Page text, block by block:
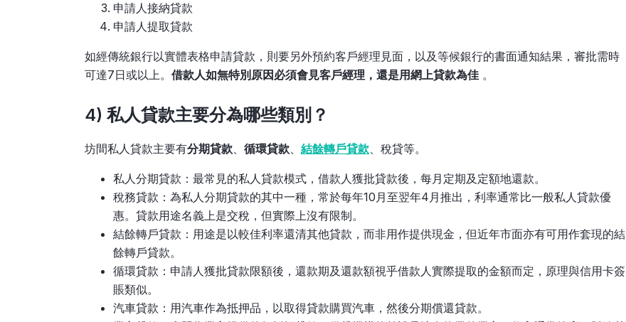
申請人接納貸款
申請人提取貸款
如經傳統銀行以實體表格申請貸款，則要另外預約客戶經理見面，以及等候銀行的書面通知結果，審批需時
可達7日或以上。 借款人如無特別原因必須會見客戶經理，還是用網上貸款為佳。
4) 私人貸款主要分為哪些類別？
坊間私人貸款主要有分期貸款、 循環貸款、 結餘轉戶貸款、稅貸等。
私人分期貸款：最常見的私人貸款模式，借款人獲批貸款後，每月定期及定額地還款。
稅務貸款：為私人分期貸款的其中一種，常於每年10月至翌年4月推出，利率通常比一般私人貸款優
惠。貸款用途名義上是交稅，但實際上沒有限制。
結餘轉戶貸款：用途是以較佳利率還清其他貸款，而非用作提供現金，但近年市面亦有可用作套現的結
餘轉戶貸款。
循環貸款：申請人獲批貸款限額後，還款期及還款額視乎借款人實際提取的金額而定，原理與信用卡簽
賬類似。
汽車貸款：用汽車作為抵押品，以取得貸款購買汽車，然後分期償還貸款。